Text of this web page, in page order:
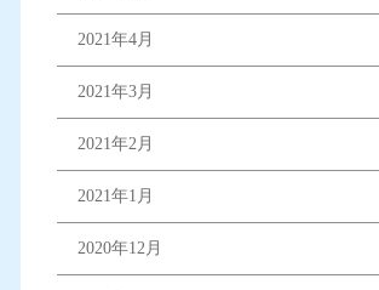
2021年4月
2021年3月
2021年2月
2021年1月
2020年12月